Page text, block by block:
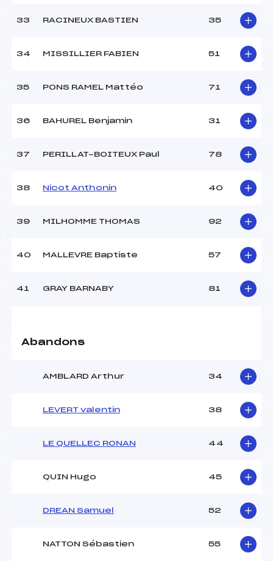
33 RACINEUX BASTIEN 35
34 MISSILLIER FABIEN 51
35 PONS RAMEL Mattéo 71
36 BAHUREL Benjamin 31
37 PERILLAT-BOITEUX Paul 78
38 Nicot Anthonin 40
39 MILHOMME THOMAS 92
40 MALLEVRE Baptiste 57
41 GRAY BARNABY 81
Abandons
AMBLARD Arthur 34
LEVERT valentin 38
LE QUELLEC RONAN 44
QUIN Hugo 45
DREAN Samuel 52
NATTON Sébastien 55